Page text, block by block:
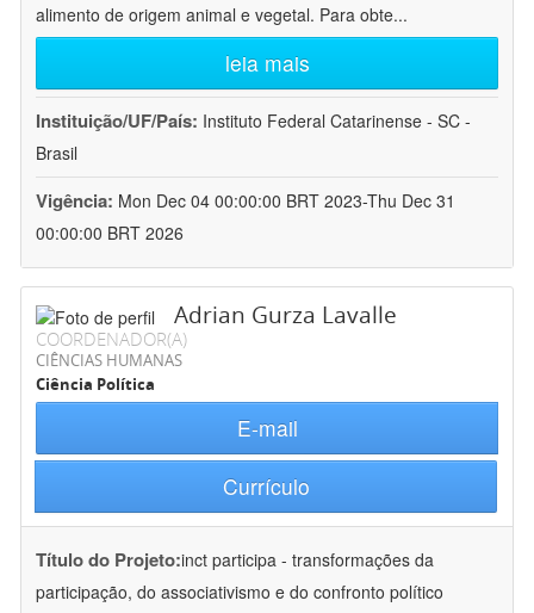
alimento de origem animal e vegetal. Para obte...
leia mais
Instituição/UF/País: Instituto Federal Catarinense - SC -
Brasil
Vigência: Mon Dec 04 00:00:00 BRT 2023-Thu Dec 31
00:00:00 BRT 2026
Adrian Gurza Lavalle
COORDENADOR(A)
CIÊNCIAS HUMANAS
Ciência Política
E-mail
Currículo
Título do Projeto:inct participa - transformações da
participação, do associativismo e do confronto político